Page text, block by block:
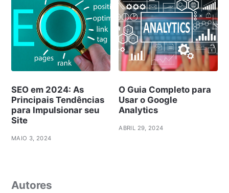
SEO em 2024: As
Principais Tendências
para Impulsionar seu
Site
MAIO 3, 2024
O Guia Completo para
Usar o Google
Analytics
ABRIL 29, 2024
Autores